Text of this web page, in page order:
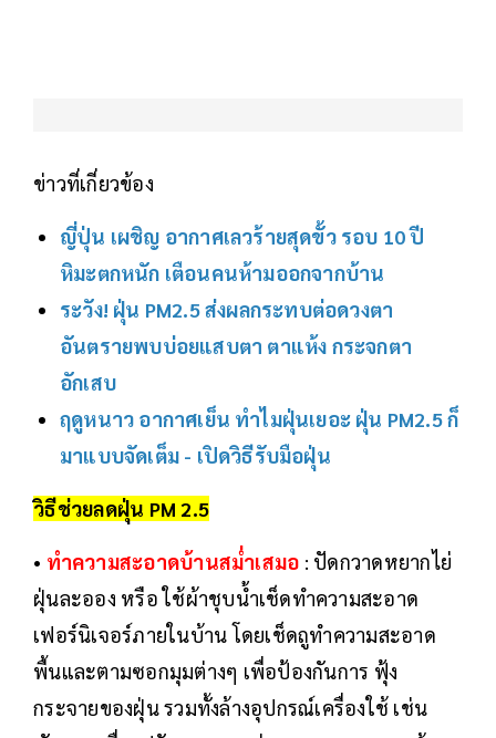
ข่าวที่เกี่ยวข้อง
ญี่ปุ่น เผชิญ อากาศเลวร้ายสุดขั้ว รอบ 10 ปี
หิมะตกหนัก เตือนคนห้ามออกจากบ้าน
ระวัง! ฝุ่น PM2.5 ส่งผลกระทบต่อดวงตา
อันตรายพบบ่อยแสบตา ตาแห้ง กระจกตา
อักเสบ
ฤดูหนาว อากาศเย็น ทำไมฝุ่นเยอะ ฝุ่น PM2.5 ก็
มาแบบจัดเต็ม - เปิดวิธีรับมือฝุ่น
วิธีช่วยลดฝุ่น PM 2.5
• ทำความสะอาดบ้านสม่ำเสมอ : ปัดกวาดหยากไย่
ฝุ่นละออง หรือ ใช้ผ้าชุบน้ำเช็ดทำความสะอาด
เฟอร์นิเจอร์ภายในบ้าน โดยเช็ดถูทำความสะอาด
พื้นและตามซอกมุมต่างๆ เพื่อป้องกันการ ฟุ้ง
กระจายของฝุ่น รวมทั้งล้างอุปกรณ์เครื่องใช้ เช่น